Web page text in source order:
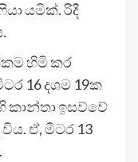
යමික්. රිදී
හිමි කර
16 දශම 19ක
කාන්තා ඉසව්වේ
ඒ, මීටර 13